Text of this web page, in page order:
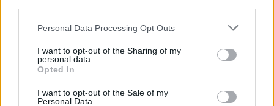
Personal Data Processing Opt Outs
I want to opt-out of the Sharing of my
personal data.
Opted In
I want to opt-out of the Sale of my
Personal Data.
🏆🎬🎾MEJORES Series de DEPORTES